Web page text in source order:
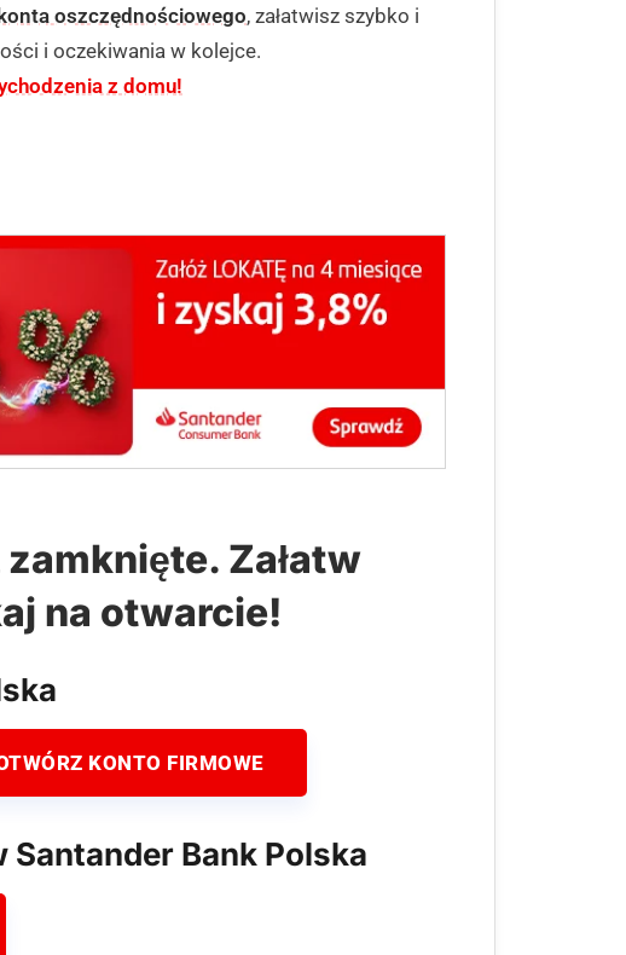
konta oszczędnościowego, załatwisz szybko i
i oczekiwania w kolejce.
z domu!
Załatw
na otwarcie!
KONTO FIRMOWE
Bank Polska